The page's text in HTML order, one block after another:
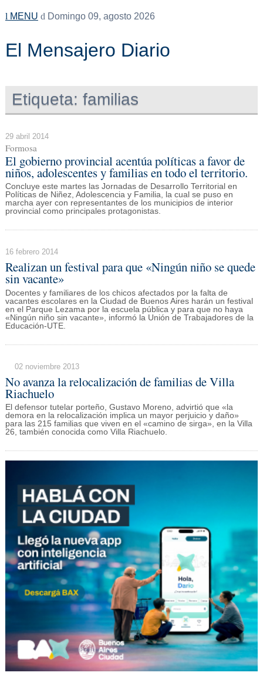
MENU Domingo 09, agosto 2026
El Mensajero Diario
Etiqueta: familias
29 abril 2014
Formosa
El gobierno provincial acentúa políticas a favor de
niños, adolescentes y familias en todo el territorio.
Concluye este martes las Jornadas de Desarrollo Territorial en
Políticas de Niñez, Adolescencia y Familia, la cual se puso en
marcha ayer con representantes de los municipios de interior
provincial como principales protagonistas.
16 febrero 2014
Realizan un festival para que «Ningún niño se quede
sin vacante»
Docentes y familiares de los chicos afectados por la falta de
vacantes escolares en la Ciudad de Buenos Aires harán un festival
en el Parque Lezama por la escuela pública y para que no haya
«Ningún niño sin vacante», informó la Unión de Trabajadores de la
Educación-UTE.
02 noviembre 2013
No avanza la relocalización de familias de Villa
Riachuelo
El defensor tutelar porteño, Gustavo Moreno, advirtió que «la
demora en la relocalización implica un mayor perjuicio y daño»
para las 215 familias que viven en el «camino de sirga», en la Villa
26, también conocida como Villa Riachuelo.